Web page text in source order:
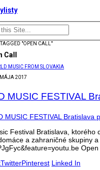
TAGGED "OPEN CALL"
Call
MUSIC FROM SLOVAKIA
2017
MUSIC FESTIVAL
Festival Bratislava,
a zahraničné skupiny
TwitterPinterest Linked In